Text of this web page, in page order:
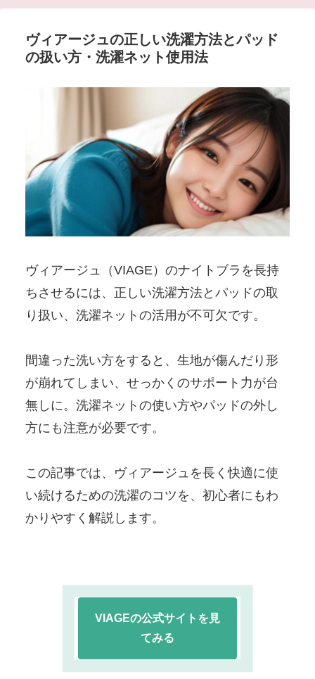
ヴィアージュの正しい洗濯方法とパッド
の扱い方・洗濯ネット使用法
ヴィアージュ（VIAGE）のナイトブラを長持
ちさせるには、正しい洗濯方法とパッドの取
り扱い、洗濯ネットの活用が不可欠です。
間違った洗い方をすると、生地が傷んだり形
が崩れてしまい、せっかくのサポート力が台
無しに。洗濯ネットの使い方やパッドの外し
方にも注意が必要です。
この記事では、ヴィアージュを長く快適に使
い続けるための洗濯のコツを、初心者にもわ
かりやすく解説します。
VIAGEの公式サイトを見
てみる